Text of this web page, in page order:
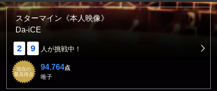
スターマイン《本人映像》
Da-iCE
2 9 人が挑戦中！
現在の
最高得点
94.764点
唯子